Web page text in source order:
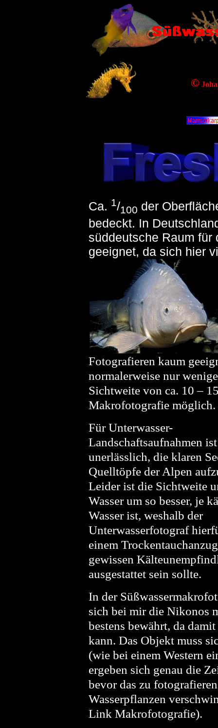
©
Ca. 1/100 der
bedeckt. In
süddeutsche Raum für
geeignet, da sich hier
Fotografieren kaum
normalerweise nur
Sichtweite von ca. 10 –
Makrofotografie möglich.
Für Unterwasser-
Landschaftsaufnahmen
unerlässlich, die klaren
Quelltöpfe der Alpen
Leider ist die Sichtweite
Wasser um so besser, je
Wasser ist, weshalb der
Unterwasserfotograf
einem
gewissen
ausgestattet sein sollte.
In der
sich bei mir die Nikonos
bestens bewährt, da
kann. Das Objekt muss
(wie bei einem Western
ergeben sich genau die
bevor das zu
Wasserpflanzen
Link Makrofotografie).